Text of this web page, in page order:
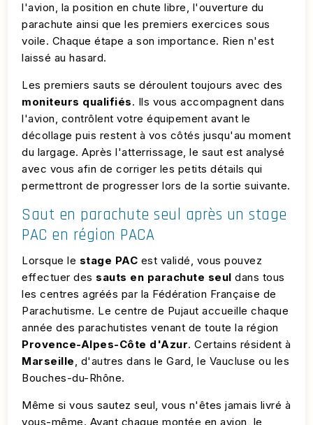
l'avion, la position en chute libre, l'ouverture du
parachute ainsi que les premiers exercices sous
voile. Chaque étape a son importance. Rien n'est
laissé au hasard.
Les premiers sauts se déroulent toujours avec des
moniteurs qualifiés. Ils vous accompagnent dans
l'avion, contrôlent votre équipement avant le
décollage puis restent à vos côtés jusqu'au moment
du largage. Après l'atterrissage, le saut est analysé
avec vous afin de corriger les petits détails qui
permettront de progresser lors de la sortie suivante.
Saut en parachute seul après un stage
PAC en région PACA
Lorsque le stage PAC est validé, vous pouvez
effectuer des sauts en parachute seul dans tous
les centres agréés par la Fédération Française de
Parachutisme. Le centre de Pujaut accueille chaque
année des parachutistes venant de toute la région
Provence-Alpes-Côte d'Azur. Certains résident à
Marseille, d'autres dans le Gard, le Vaucluse ou les
Bouches-du-Rhône.
Même si vous sautez seul, vous n'êtes jamais livré à
vous-même. Avant chaque montée en avion, le